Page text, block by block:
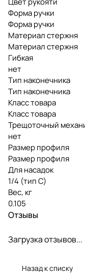
Форма ручки
Форма ручки
Материал стержня
Материал стержня
Гибкая
нет
Тип наконечника
Тип наконечника
Класс товара
Класс товара
Трещоточный
нет
Размер профиля
Размер профиля
Для насадок
1/4 (тип С)
Вес, кг
0.105
Отзывы
Загрузка отзывов...
Назад к списку